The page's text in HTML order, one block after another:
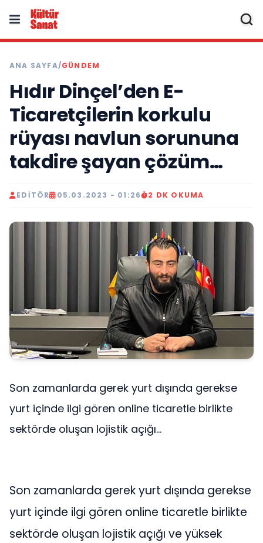
ANA SAYFA/GÜNDEM
Hıdır Dinçel’den E-
Ticaretçilerin korkulu
rüyası navlun sorununa
takdire şayan çözüm…
EDITÖR 05.03.2023 - 01:26 2 DK OKUMA
Son zamanlarda gerek yurt dışında gerekse
yurt içinde ilgi gören online ticaretle birlikte
sektörde oluşan lojistik açığı...
Son zamanlarda gerek yurt dışında gerekse
yurt içinde ilgi gören online ticaretle birlikte
sektörde oluşan lojistik açığı ve yüksek